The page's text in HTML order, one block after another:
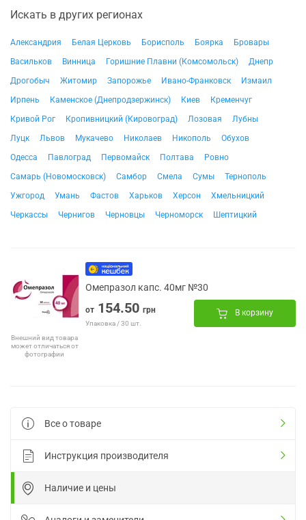
Искать в других регионах
Александрия Белая Церковь Борисполь Боярка
Бровары
Васильков
Винница Горишние Плавни (Комсомольск)
Днепр
Дрогобыч
Житомир Запорожье Ивано-Франковск
Измаил
Ирпень
Каменское (Днепродзержинск) Киев
Кременчуг
Кривой Рог
Кропивницкий (Кировоград) Лозовая
Лубны
Луцк
Львов Мукачево Николаев Никополь
Обухов
Одесса
Павлоград Первомайск Полтава
Ровно
Самарь (Новомосковск)
Самбор Смела Сумы
Тернополь
Ужгород
Умань Фастов Харьков Херсон
Хмельницкий
Черкассы
Чернигов Черновцы Черноморск Шептицкий
Внешний вид товара
может отличаться от
фотографии
Омепразол капс. 40мг №30
от 154.50 грн
Упаковка / 30 шт.
В корзину
Все о товаре
Инструкция производителя
Наличие и цены